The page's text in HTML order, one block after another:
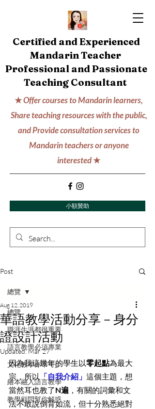
Certified and Experienced
Mandarin Teacher
Professional and Passionate
Teaching Consultant
★Offer courses to Mandarin learners,
Share teaching resources with the public,
and Provide consultation services to
Mandarin teachers or anyone
interested★
小額贊助
Post
總覽
職涯生涯都很重要
語言教學必須專業
文化教學亦不可少
繪本融入語言教學
教學顧問幫你解惑
總覽
華語教學活動分享－身分
證設計活動
Aug 12, 2019
Updated:Mar 27
因為我這幾年的學生以零起點為最大
宗，所以 「自我介紹」 這個主題，想
當然耳也教了N遍 ，有關的詞彙和文
法不敢說倒背如流，但十分熟悉絕對